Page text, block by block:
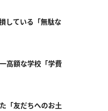
している「無駄な
高額な学校「学費
「友だちへのお土